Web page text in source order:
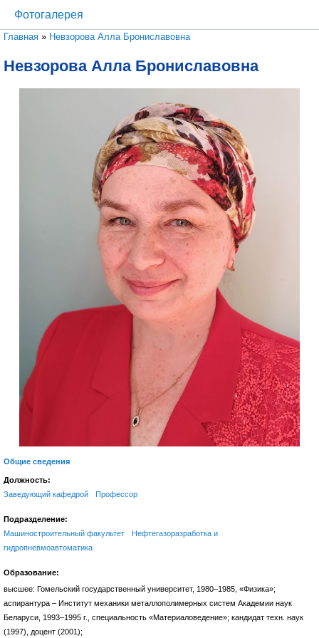
Фотогалерея
Вы здесь
Главная » Невзорова Алла Брониславовна
Невзорова Алла Брониславовна
Общие сведения
Должность:
Заведующий кафедрой
Профессор
Подразделение:
Машиностроительный факультет
Нефтегазоразработка и
гидропневмоавтоматика
Образование:
высшее: Гомельский государственный университет, 1980–1985, «Физика»;
аспирантура – Институт механики металлополимерных систем Академии наук
Беларуси, 1993–1995 г., специальность «Материаловедение»; кандидат техн. наук
(1997), доцент (2001);